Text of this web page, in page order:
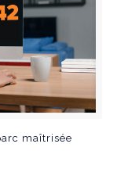
maîtrisée